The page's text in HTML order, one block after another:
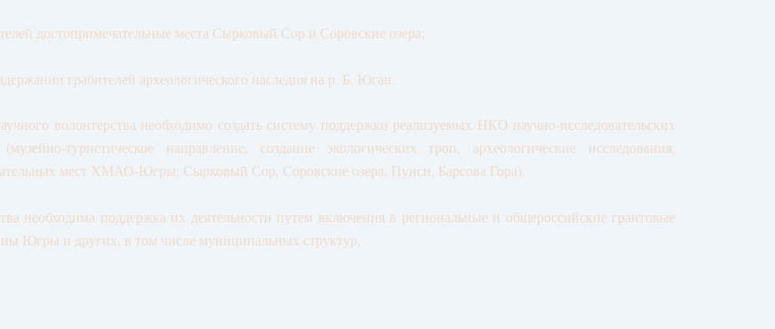
достопримечательные места Сырковый Сор и Соровские озера;
грабителей археологического наследия на р. Б. Юган.
волонтерства необходимо создать систему поддержки реализуемых НКО научно-исследовательских
туристическое направление, создание экологических троп, археологические исследования,
мест ХМАО-Югры: Сырковый Сор, Соровские озера, Пунси, Барсова Гора).
необходима поддержка их деятельности путем включения в региональные и общероссийские грантовые
Югры и других, в том числе муниципальных структур.